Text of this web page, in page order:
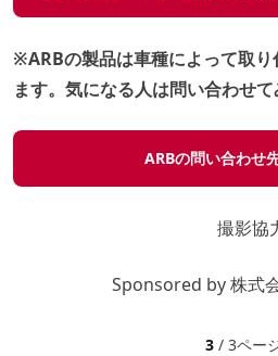
※ARBの製品は車種によって取り
ます。気になる人は問い合わせて
ARBの問い合わせ
撮影協
Sponsored by 株式
3/ 3ペー